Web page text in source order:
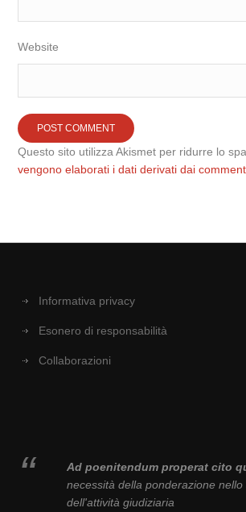
Website
Questo sito utilizza Akismet per ridurre lo
vengono elaborati i dati derivati dai
Informativa privacy
Esonero di responsabilità
Collaborazioni
Ad poenitendum properat cito
necessità della ponderazione nello
dell'attività giudiziaria